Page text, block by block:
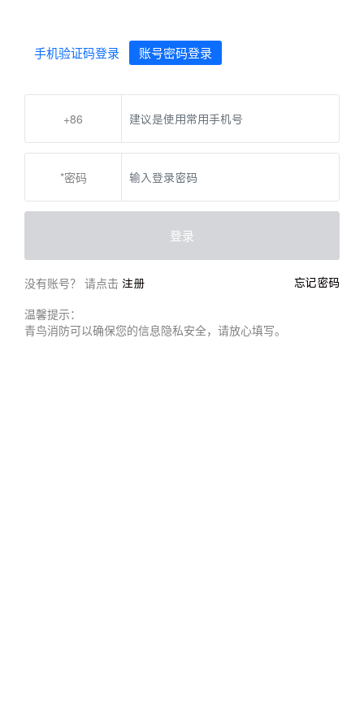
手机验证码登录 账号密码登录
+86
*密码
登录
忘记密码
没有账号？ 请点击 注册
温馨提示：
青鸟消防可以确保您的信息隐私安全，请放心填写。